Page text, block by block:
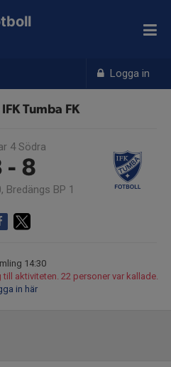
Logga in
Tumba FK
4 Södra
- 8
Bredängs BP 1
14:30
aktiviteten. 22 personer var kallade.
in här